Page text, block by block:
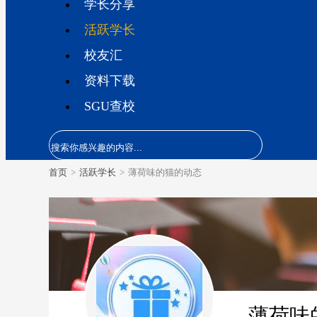
学长分享
活跃学长
校友汇
资料下载
SGU查校
首页 > 活跃学长 > 薄荷味的猫的动态